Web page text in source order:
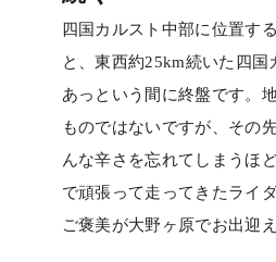
四国カルスト中部に位置す
と、東西約25km続いた四国
あっという間に終盤です。
ものではないですが、その
んな辛さを忘れてしまうほ
で頑張って走ってきたライ
ご褒美が大野ヶ原でお出迎